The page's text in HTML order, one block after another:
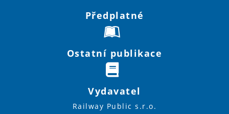
Předplatné
Ostatní publikace
Vydavatel
Railway Public s.r.o.